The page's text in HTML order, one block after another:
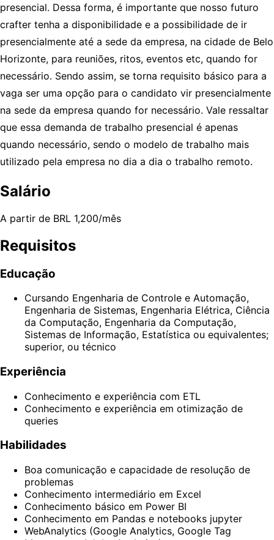
presencial. Dessa forma, é importante que nosso futuro
crafter tenha a disponibilidade e a possibilidade de ir
presencialmente até a sede da empresa, na cidade de Belo
Horizonte, para reuniões, ritos, eventos etc, quando for
necessário. Sendo assim, se torna requisito básico para a
vaga ser uma opção para o candidato vir presencialmente
na sede da empresa quando for necessário. Vale ressaltar
que essa demanda de trabalho presencial é apenas
quando necessário, sendo o modelo de trabalho mais
utilizado pela empresa no dia a dia o trabalho remoto.
Salário
A partir de BRL 1,200/mês
Requisitos
Educação
Cursando Engenharia de Controle e Automação,
Engenharia de Sistemas, Engenharia Elétrica, Ciência
da Computação, Engenharia da Computação,
Sistemas de Informação, Estatística ou equivalentes;
superior, ou técnico
Experiência
Conhecimento e experiência com ETL
Conhecimento e experiência em otimização de
queries
Habilidades
Boa comunicação e capacidade de resolução de
problemas
Conhecimento intermediário em Excel
Conhecimento básico em Power BI
Conhecimento em Pandas e notebooks jupyter
WebAnalytics (Google Analytics, Google Tag